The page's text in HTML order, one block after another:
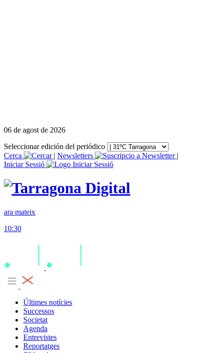
06 de agost de 2026
Seleccionar edición del periódico
Cerca
| Newsletters
|
Iniciar Sessió
ara mateix
10:30
Últimes notícies
Successos
Societat
Agenda
Entrevistes
Reportatges